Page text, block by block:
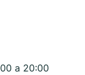
a 20:00